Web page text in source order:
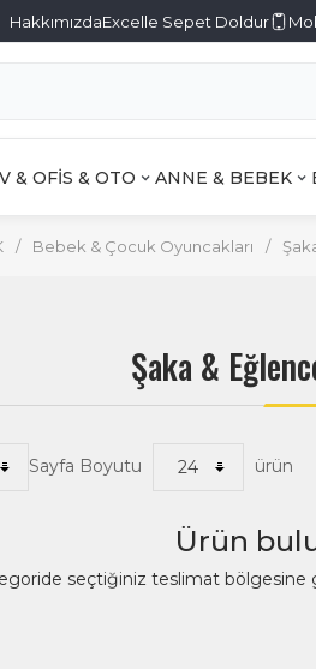
HakkımızdaExcelle Sepet Doldur
& OFİS & OTO ANNE & BEBEK
/ Bebek & Çocuk Oyuncakları /
Şaka &
Sayfa Boyutu ürün
Ürün
seçtiğiniz teslimat bölgesine